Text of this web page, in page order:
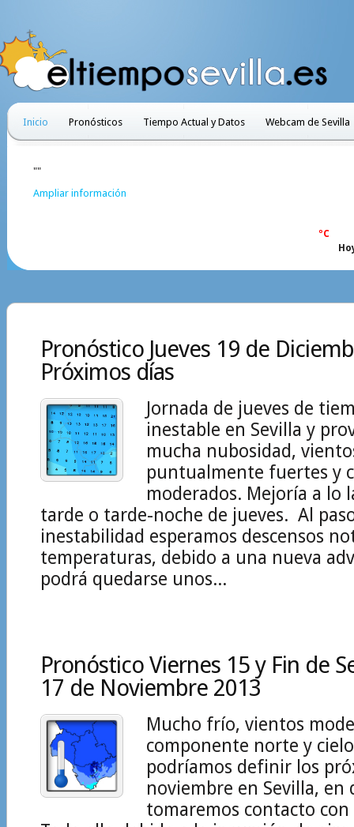
Inicio Pronósticos Tiempo Actual y Datos Webcam de Sevilla
""
Ampliar información
ºC
Pronóstico Jueves 19 de
Próximos días
Jornada de jueves de
inestable en Sevilla y
mucha nubosidad,
puntualmente fuertes y
moderados. Mejoría a lo
tarde o tarde-noche de jueves. Al
inestabilidad esperamos descensos
temperaturas, debido a una nueva
podrá quedarse unos...
Pronóstico Viernes 15 y Fin de
17 de Noviembre 2013
Mucho frío, vientos
componente norte y
podríamos definir los
noviembre en Sevilla, en
tomaremos contacto